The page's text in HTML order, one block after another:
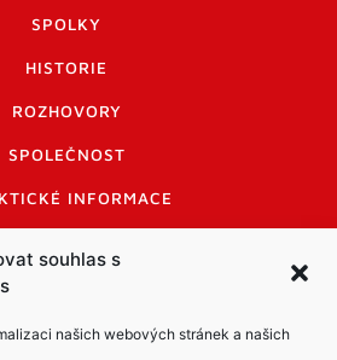
souhlas s
našich webových stránek a našich
SPOLKY
HISTORIE
ROZHOVORY
SPOLEČNOST
INFORMACE
A KODEX DISKUTUJÍCÍCH
A LOGO MANUÁL